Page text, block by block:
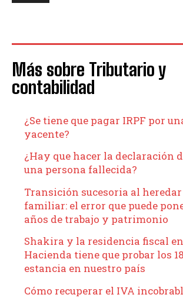
Más sobre Tributario y
contabilidad
¿Se tiene que pagar IRPF por
yacente?
¿Hay que hacer la declaración
una persona fallecida?
Transición sucesoria al
familiar: el error que puede
años de trabajo y patrimonio
Shakira y la residencia fiscal
Hacienda tiene que probar los
estancia en nuestro país
Cómo recuperar el IVA